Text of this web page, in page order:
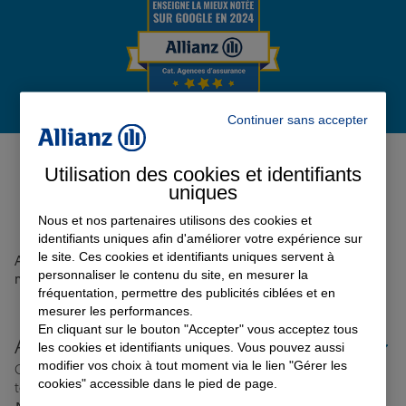
Garantie des accidents de la vie
Assurance scolaire
Retraite
Tous nos devis d'assurance
Avis de l'agence Agence
LOUVIGNE DU DESERT0
Avis sur une période de 6 mois
Aucun avis sur votre agence n'a été retrouvé pour le
moment
Allianz proche de chez vous
Où que vous soyez en France, nos agences Allianz sont
toujours près de chez vous.
Continuer sans accepter
Utilisation des cookies et identifiants
uniques
Nous et nos partenaires utilisons des cookies et
identifiants uniques afin d'améliorer votre expérience sur
le site. Ces cookies et identifiants uniques servent à
personnaliser le contenu du site, en mesurer la
fréquentation, permettre des publicités ciblées et en
mesurer les performances.
En cliquant sur le bouton "Accepter" vous acceptez tous
les cookies et identifiants uniques. Vous pouvez aussi
modifier vos choix à tout moment via le lien "Gérer les
cookies" accessible dans le pied de page.